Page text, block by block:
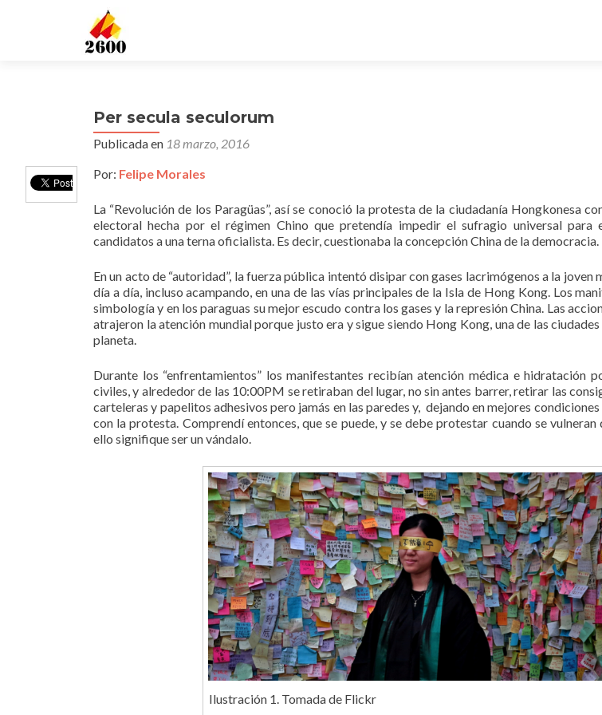
Per secula seculorum
Publicada en 18 marzo, 2016
Por: Felipe Morales
La “Revolución de los Paragüas”, así se conoció la protesta de la ciudadanía Hongkonesa
electoral hecha por el régimen Chino que pretendía impedir el sufragio universal para
candidatos a una terna oficialista. Es decir, cuestionaba la concepción China de la democracia.
En un acto de “autoridad”, la fuerza pública intentó disipar con gases lacrimógenos a la
día a día, incluso acampando, en una de las vías principales de la Isla de Hong Kong. Los
simbología y en los paraguas su mejor escudo contra los gases y la represión China. Las
atrajeron la atención mundial porque justo era y sigue siendo Hong Kong, una de las
planeta.
Durante los “enfrentamientos” los manifestantes recibían atención médica e hidratación
civiles, y alrededor de las 10:00PM se retiraban del lugar, no sin antes barrer, retirar las
carteleras y papelitos adhesivos pero jamás en las paredes y, dejando en mejores
con la protesta. Comprendí entonces, que se puede, y se debe protestar cuando se vulneran
ello signifique ser un vándalo.
Ilustración 1. Tomada de Flickr